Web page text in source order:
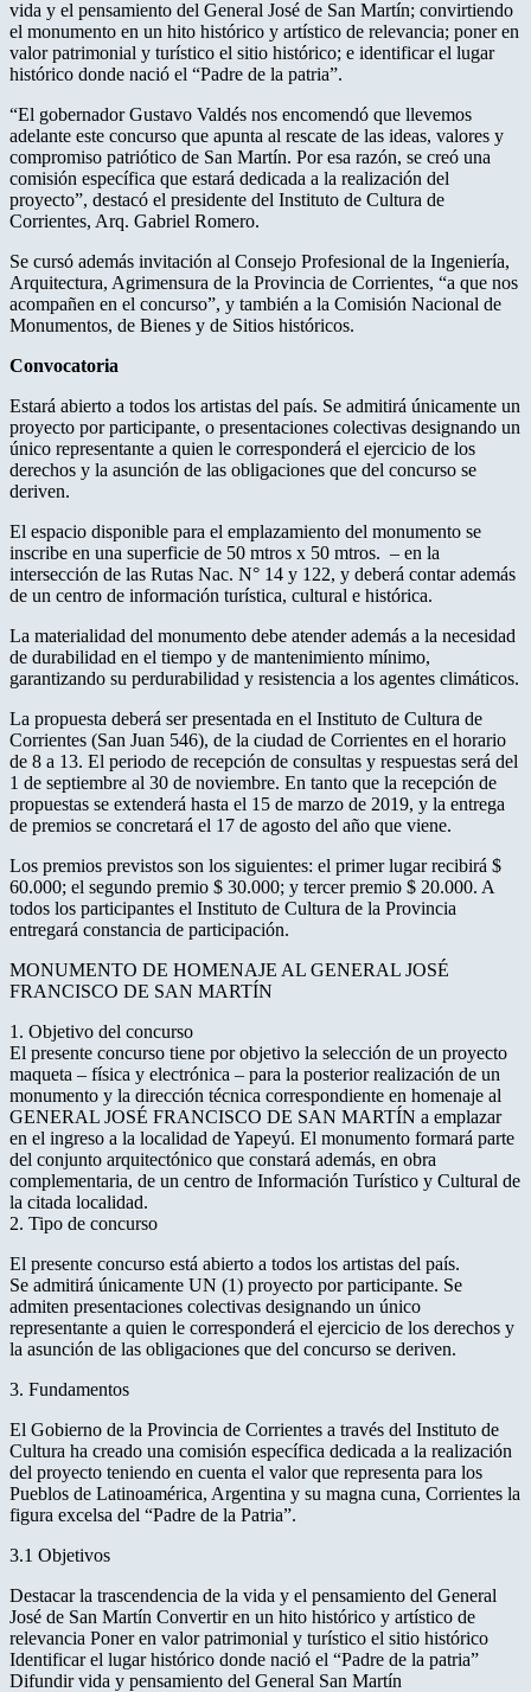
vida y el pensamiento del General José de San Martín; convirtiendo
el monumento en un hito histórico y artístico de relevancia; poner en
valor patrimonial y turístico el sitio histórico; e identificar el lugar
histórico donde nació el “Padre de la patria”.
“El gobernador Gustavo Valdés nos encomendó que llevemos
adelante este concurso que apunta al rescate de las ideas, valores y
compromiso patriótico de San Martín. Por esa razón, se creó una
comisión específica que estará dedicada a la realización del
proyecto”, destacó el presidente del Instituto de Cultura de
Corrientes, Arq. Gabriel Romero.
Se cursó además invitación al Consejo Profesional de la Ingeniería,
Arquitectura, Agrimensura de la Provincia de Corrientes, “a que nos
acompañen en el concurso”, y también a la Comisión Nacional de
Monumentos, de Bienes y de Sitios históricos.
Convocatoria
Estará abierto a todos los artistas del país. Se admitirá únicamente un
proyecto por participante, o presentaciones colectivas designando un
único representante a quien le corresponderá el ejercicio de los
derechos y la asunción de las obligaciones que del concurso se
deriven.
El espacio disponible para el emplazamiento del monumento se
inscribe en una superficie de 50 mtros x 50 mtros. – en la
intersección de las Rutas Nac. N° 14 y 122, y deberá contar además
de un centro de información turística, cultural e histórica.
La materialidad del monumento debe atender además a la necesidad
de durabilidad en el tiempo y de mantenimiento mínimo,
garantizando su perdurabilidad y resistencia a los agentes climáticos.
La propuesta deberá ser presentada en el Instituto de Cultura de
Corrientes (San Juan 546), de la ciudad de Corrientes en el horario
de 8 a 13. El periodo de recepción de consultas y respuestas será del
1 de septiembre al 30 de noviembre. En tanto que la recepción de
propuestas se extenderá hasta el 15 de marzo de 2019, y la entrega
de premios se concretará el 17 de agosto del año que viene.
Los premios previstos son los siguientes: el primer lugar recibirá $
60.000; el segundo premio $ 30.000; y tercer premio $ 20.000. A
todos los participantes el Instituto de Cultura de la Provincia
entregará constancia de participación.
MONUMENTO DE HOMENAJE AL GENERAL JOSÉ
FRANCISCO DE SAN MARTÍN
1. Objetivo del concurso
El presente concurso tiene por objetivo la selección de un proyecto
maqueta – física y electrónica – para la posterior realización de un
monumento y la dirección técnica correspondiente en homenaje al
GENERAL JOSÉ FRANCISCO DE SAN MARTÍN a emplazar
en el ingreso a la localidad de Yapeyú. El monumento formará parte
del conjunto arquitectónico que constará además, en obra
complementaria, de un centro de Información Turístico y Cultural de
la citada localidad.
2. Tipo de concurso
El presente concurso está abierto a todos los artistas del país.
Se admitirá únicamente UN (1) proyecto por participante. Se
admiten presentaciones colectivas designando un único
representante a quien le corresponderá el ejercicio de los derechos y
la asunción de las obligaciones que del concurso se deriven.
3. Fundamentos
El Gobierno de la Provincia de Corrientes a través del Instituto de
Cultura ha creado una comisión específica dedicada a la realización
del proyecto teniendo en cuenta el valor que representa para los
Pueblos de Latinoamérica, Argentina y su magna cuna, Corrientes la
figura excelsa del “Padre de la Patria”.
3.1 Objetivos
Destacar la trascendencia de la vida y el pensamiento del General
José de San Martín Convertir en un hito histórico y artístico de
relevancia Poner en valor patrimonial y turístico el sitio histórico
Identificar el lugar histórico donde nació el “Padre de la patria”
Difundir vida y pensamiento del General San Martín